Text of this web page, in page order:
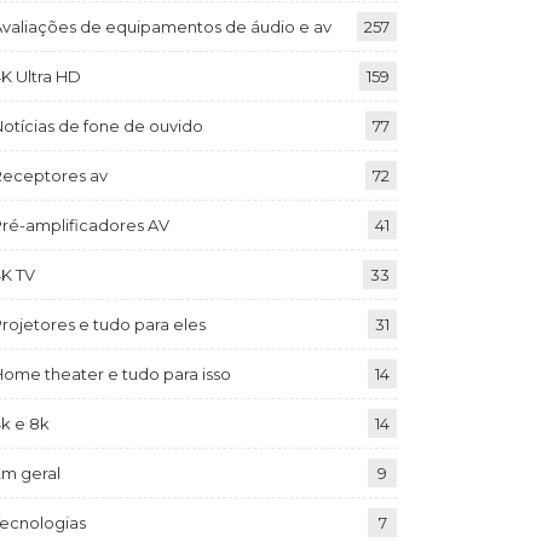
de equipamentos de áudio e av 257
Ultra HD 159
de fone de ouvido 77
av 72
amplificadores AV 41
TV 33
e tudo para eles 31
theater e tudo para isso 14
e 8k 14
geral 9
7